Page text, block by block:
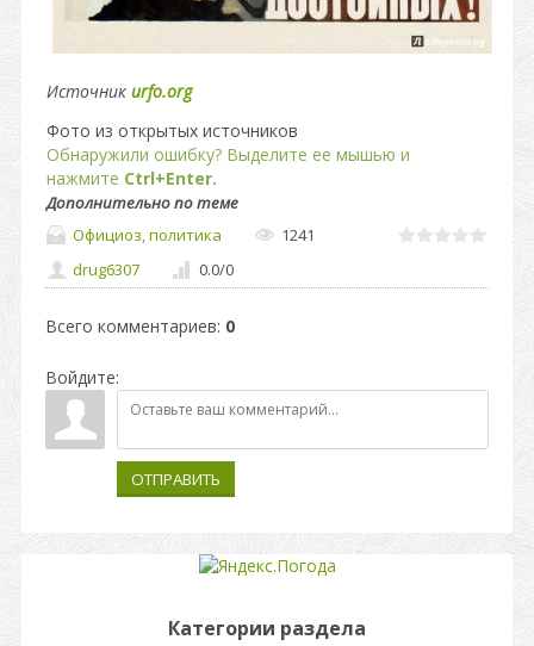
Источник urfo.org
Фото из открытых источников
Обнаружили ошибку? Выделите ее мышью и
нажмите Ctrl+Enter.
Дополнительно по теме
Официоз, политика
1241
drug6307
0.0/0
Всего комментариев: 0
Войдите:
ОТПРАВИТЬ
Категории раздела